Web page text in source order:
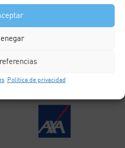
Política de privacidad